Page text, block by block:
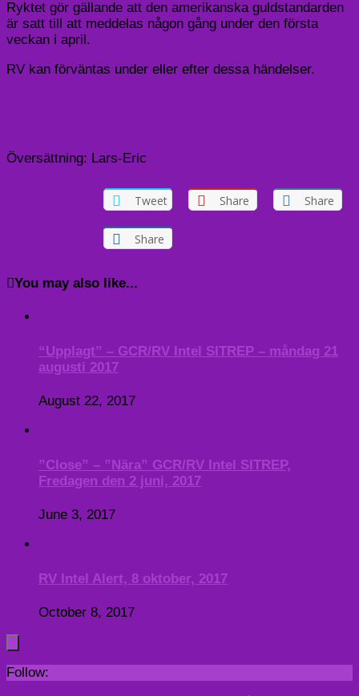
Ryktet gör gällande att den amerikanska guldstandarden
är satt till att meddelas någon gång under den första
veckan i april.
RV kan förväntas under eller efter dessa händelser.
Översättning: Lars-Eric
Tweet Share Share
Share
You may also like...
“Upplagt” – GCR/RV Intel SITREP – måndag 21
augusti 2017
August 22, 2017
”Close” – ”Nära” GCR/RV Intel SITREP,
Fredagen den 2 juni, 2017
June 3, 2017
RV Intel Alert, 8 oktober, 2017
October 8, 2017
Follow: